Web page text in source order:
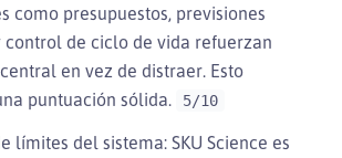
como presupuestos, previsiones
control de ciclo de vida refuerzan
en vez de distraer. Esto
puntuación sólida.
5/10
límites del sistema: SKU Science es